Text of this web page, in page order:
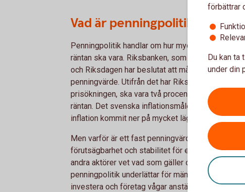
Vad är penningpolitikens roll?
Penningpolitik handlar om hur mycket pengar
räntan ska vara. Riksbanken, som är oberoende,
och Riksdagen har beslutat att målet för svensk
penningvärde. Utifrån det har Riksbanken
prisökningen, ska vara två procent per år, vilket
räntan. Det svenska inflationsmålet infördes
inflation kommit ner på mycket lägre nivåer än
Men varför är ett fast penningvärde och en
förutsägbarhet och stabilitet för ett lands
andra aktörer vet vad som gäller och vågar ta
penningpolitik underlättar för människor och
investera och företag vågar anställa.
förbättrar
Du kan ta
under din